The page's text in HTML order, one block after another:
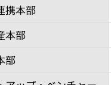
携本部
本部
部